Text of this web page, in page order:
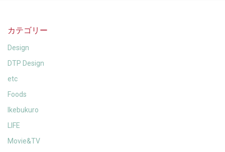
カテゴリー
Design
DTP Design
etc
Foods
Ikebukuro
LIFE
Movie&TV